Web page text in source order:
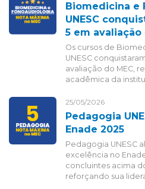
Biomedicina e
UNESC
5 em avaliação
Os cursos de
UNESC
avaliação do MEC,
acadêmica da
25/05/2026
Pedagogia
Enade 2025
Pedagogia UNESC
excelência no
concluintes acima
reforçando sua